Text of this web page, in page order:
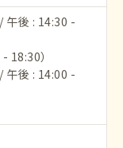
午後 : 14:30 -
18:30）
午後 : 14:00 -